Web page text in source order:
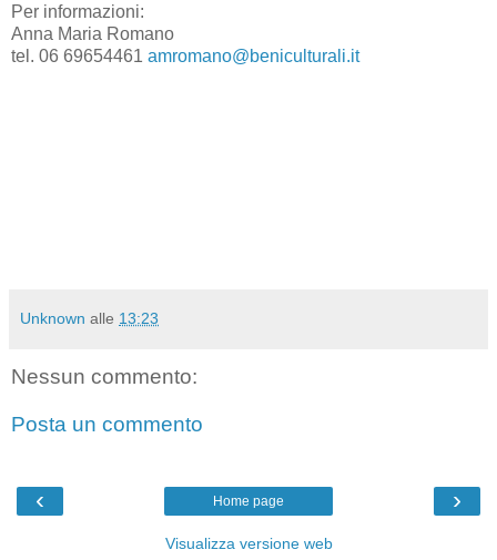
Per informazioni:
Anna Maria Romano
tel. 06 69654461 amromano@beniculturali.it
Unknown alle 13:23
Nessun commento:
Posta un commento
‹ ›
Home page
Visualizza versione web